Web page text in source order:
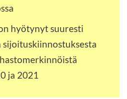
hyötynyt suuresti
sijoituskiinnostuksesta
ja 2021